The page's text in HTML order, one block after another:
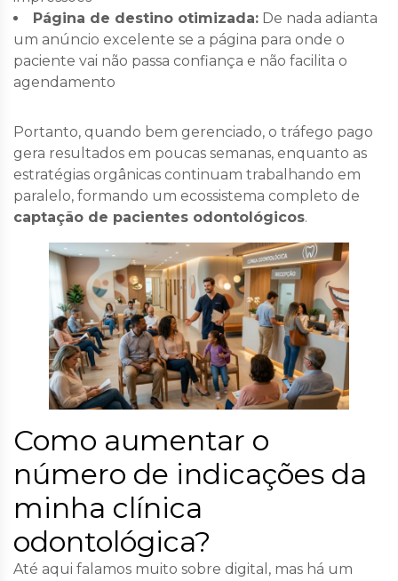
Página de destino otimizada: De nada adianta
um anúncio excelente se a página para onde o
paciente vai não passa confiança e não facilita o
agendamento
Portanto, quando bem gerenciado, o tráfego pago
gera resultados em poucas semanas, enquanto as
estratégias orgânicas continuam trabalhando em
paralelo, formando um ecossistema completo de
captação de pacientes odontológicos.
Como aumentar o
número de indicações da
minha clínica
odontológica?
Até aqui falamos muito sobre digital, mas há um